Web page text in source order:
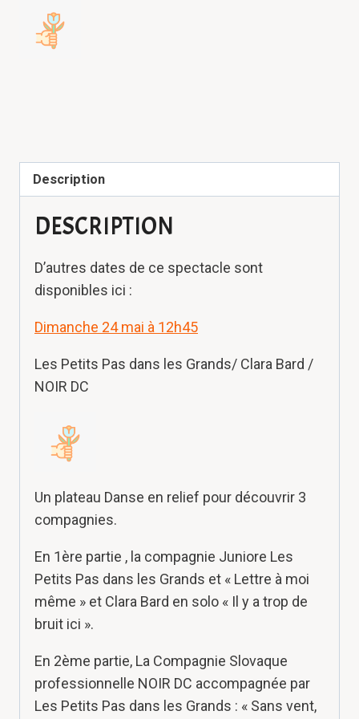
Description
DESCRIPTION
D’autres dates de ce spectacle sont
disponibles ici :
Dimanche 24 mai à 12h45
Les Petits Pas dans les Grands/ Clara Bard /
NOIR DC
Un plateau Danse en relief pour découvrir 3
compagnies.
En 1ère partie , la compagnie Juniore Les
Petits Pas dans les Grands et « Lettre à moi
même » et Clara Bard en solo « Il y a trop de
bruit ici ».
En 2ème partie, La Compagnie Slovaque
professionnelle NOIR DC accompagnée par
Les Petits Pas dans les Grands : « Sans vent,